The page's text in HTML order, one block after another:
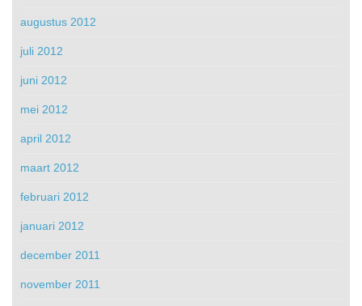
augustus 2012
juli 2012
juni 2012
mei 2012
april 2012
maart 2012
februari 2012
januari 2012
december 2011
november 2011